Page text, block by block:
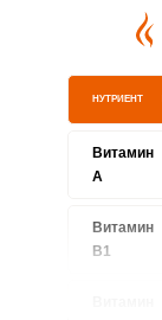
НУТРИЕНТ
Витамин
A
Витамин
В1